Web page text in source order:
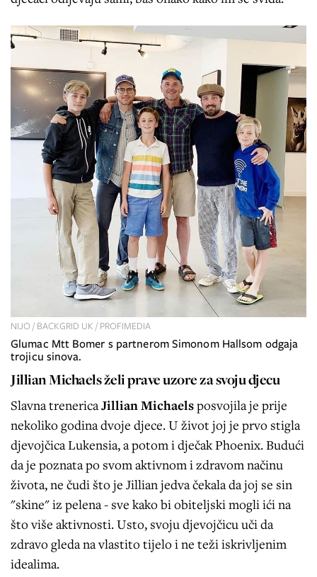
NIJO / BACKGRID UK / PROFIMEDIA
Glumac Mtt Bomer s partnerom Simonom Hallsom odgaja
trojicu sinova.
Jillian Michaels želi prave uzore za svoju djecu
Slavna trenericaJillian Michaelsposvojila je prije
nekoliko godina dvoje djece. U život joj je prvo stigla
djevojčica Lukensia, a potom i dječak Phoenix. Budući
da je poznata po svom aktivnom i zdravom načinu
života, ne čudi što je Jillian jedva čekala da joj se sin
"skine" iz pelena - sve kako bi obiteljski mogli ići na
što više aktivnosti. Usto, svoju djevojčicu uči da
zdravo gleda na vlastito tijelo i ne teži iskrivljenim
idealima.